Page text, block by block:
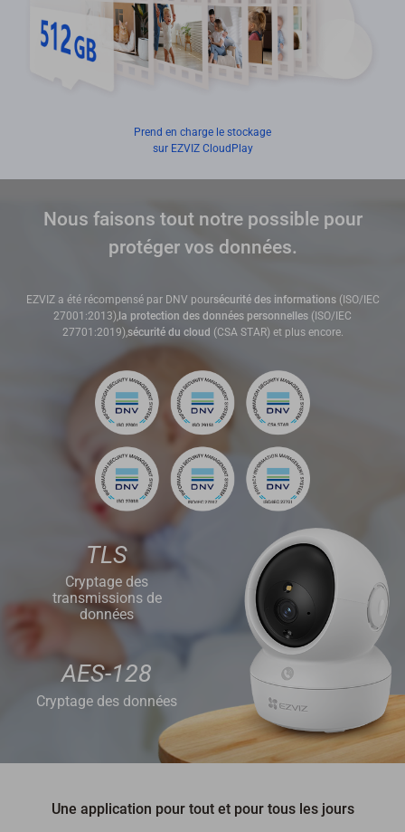
Prend en charge le stockage
sur EZVIZ CloudPlay
Nous faisons tout notre possible pour
protéger vos données.
EZVIZ a été récompensé par DNV poursécurité des informations(ISO/IEC
27001:2013), la protection des données personnelles (ISO/IEC
27701:2019),sécurité du cloud (CSA STAR) et plus encore.
TLS
Cryptage des
transmissions de
données
AES-128
Cryptage des données
Une application pour tout et pour tous les jours